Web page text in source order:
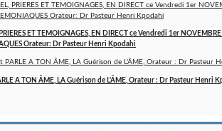
ET TEMOIGNAGES, EN DIRECT ce Vendredi 1er
Orateur: Dr Pasteur Henri Kpodahi
A TON ÂME, LA Guérison de L'ÂME, Orateur : Dr Pasteur Henri